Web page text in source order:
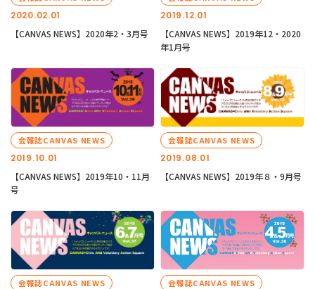
2020.02.01
【CANVAS NEWS】2020年2・3月号
2019.12.01
【CANVAS NEWS】2019年12・2020
年1月号
2019.10.01
会報誌CANVAS NEWS
【CANVAS NEWS】2019年10・11月
号
2019.08.01
会報誌CANVAS NEWS
【CANVAS NEWS】2019年８・9月号
会報誌CANVAS NEWS 会報誌CANVAS NEWS